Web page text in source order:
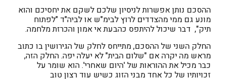
ההסכם נותן אפשרות לניסיון שלכם לשקם את יחסיכם והוא
מונע גם ממי מהצדדים לרוץ לבימ"ש או לביה"ד "לפתוח
תיק", דבר שיכול להיתפס כהבעת אי אמון והכרזת מלחמה.
החלק השני של ההסכם, מתייחס לחלק של הגירושין בו כתוב
מראש מה יקרה אם "שלום הבית" לא יעלה יפה. החלק הזה,
כבר מכיל את ההוראות של 'היום שאחרי'. הוא שומר על
זכויותיו של כל אחד מבני הזוג כשיש עוד רצון טוב